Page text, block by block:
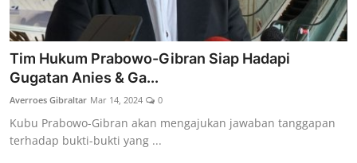
Tim Hukum Prabowo-Gibran Siap Hadapi
Gugatan Anies & Ga...
Averroes Gibraltar Mar 14, 2024 0
Kubu Prabowo-Gibran akan mengajukan jawaban tanggapan
terhadap bukti-bukti yang ...